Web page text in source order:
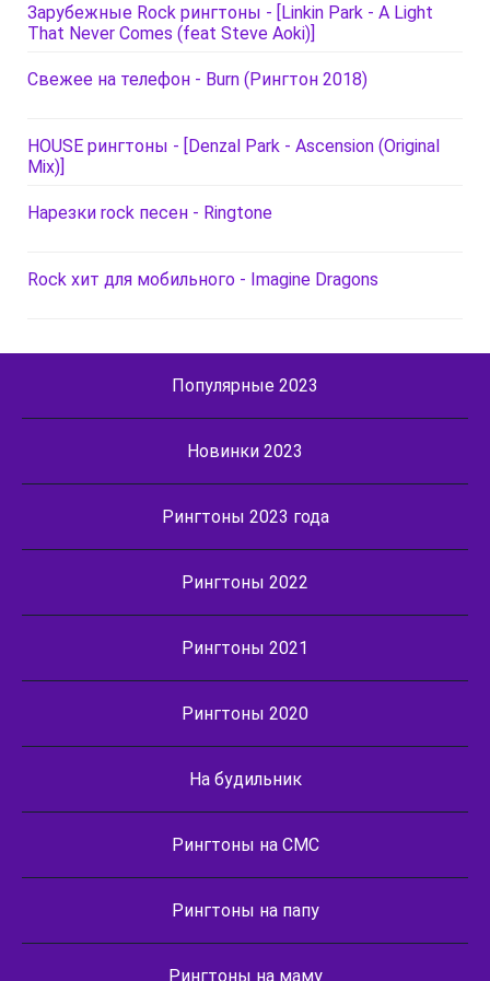
Зарубежные Rock рингтоны - [Linkin Park - A Light
That Never Comes (feat Steve Aoki)]
Свежее на телефон - Burn (Рингтон 2018)
HOUSE рингтоны - [Denzal Park - Ascension (Original
Mix)]
Нарезки rock песен - Ringtone
Rock хит для мобильного - Imagine Dragons
Популярные 2023
Новинки 2023
Рингтоны 2023 года
Рингтоны 2022
Рингтоны 2021
Рингтоны 2020
На будильник
Рингтоны на СМС
Рингтоны на папу
Рингтоны на маму